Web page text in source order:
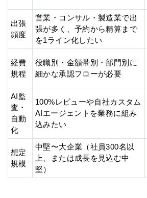
出張
頻度
営業・コンサル・製造業で出
張が多く、予約から精算まで
を1ライン化したい
経費
規程
役職別・金額帯別・部門別に
細かな承認フローが必要
AI監
査・
自動
化
100%レビューや自社カスタム
AIエージェントを業務に組み
込みたい
想定
規模
中堅〜大企業（社員300名以
上、または成長を見込む中
堅）